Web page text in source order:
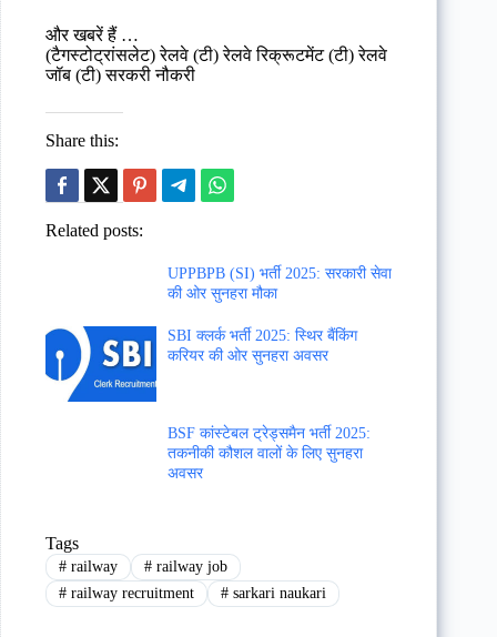
और खबरें हैं …
(टैगस्टोट्रांसलेट) रेलवे (टी) रेलवे रिक्रूटमेंट (टी) रेलवे
जॉब (टी) सरकरी नौकरी
Share this:
Related posts:
UPPBPB (SI) भर्ती 2025: सरकारी सेवा
की ओर सुनहरा मौका
SBI क्लर्क भर्ती 2025: स्थिर बैंकिंग
करियर की ओर सुनहरा अवसर
BSF कांस्टेबल ट्रेड्समैन भर्ती 2025:
तकनीकी कौशल वालों के लिए सुनहरा
अवसर
Tags
#railway #railway job
#railway recruitment #sarkari naukari